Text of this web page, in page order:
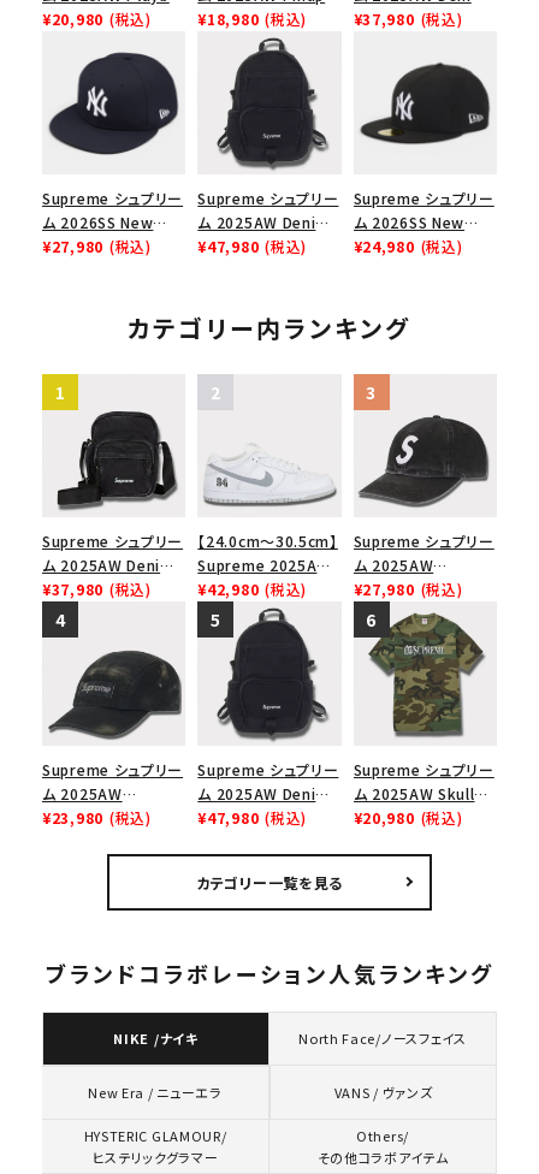
Carti Tee プレイボ
ホワイト
¥20,980 (税込)
Mesh Back 5-Panel
Capピンアップ メッシ
ュバック 5パネルキャ
ップ トゥルーティン
バーHTC フォールカ
¥18,980 (税込)
Shoulder Bag デニ
¥37,980 (税込)
Supreme シュプリー
ム 2026SS New
York Yankees New
エラ キャップ ネイビ
¥27,980 (税込)
Supreme シュプリー
ム 2025AW Denim
Backpack デニム バ
¥47,980 (税込)
Supreme シュプリー
ム 2026SS New
York Yankees New
エラ キャップ ブラック
¥24,980 (税込)
カテゴリー内ランキング
Supreme シュプリー
ム 2025AW Denim
Shoulder Bag デニ
ム ショルダーバッグ
ブラック
¥37,980 (税込)
【24.0cm～30.5cm】
Supreme 2025AW
Nike SB Dunk Low
ナイキ SB ダンク ロ
ー スニーカー ホワイ
¥42,980 (税込)
Supreme シュプリー
ム 2025AW
Pigment Coated
2-Tone S Logo 6-
Panel Cap ピグメン
トコーテッド 2トーン
エスロゴ 6パネルキャ
ップ ブラック
¥27,980 (税込)
Supreme シュプリー
ム 2025AW
Overdyed Camp
¥23,980 (税込)
Supreme シュプリー
ム 2025AW Denim
Backpack デニム バ
¥47,980 (税込)
Supreme シュプリー
ム 2025AW Skull
Tee スカル Tシャ
¥20,980 (税込)
カテゴリー一覧を見る
ブランドコラボレーション人気ランキング
NIKE /ナイキ North Face/ノースフェイス
New Era / ニューエラ VANS / ヴァンズ
HYSTERIC GLAMOUR/
ヒステリックグラマー
Others/
その他コラボアイテム